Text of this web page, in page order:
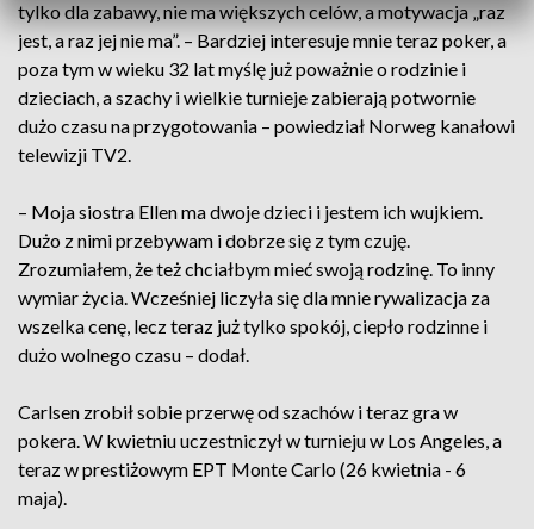
tylko dla zabawy, nie ma większych celów, a motywacja „raz
jest, a raz jej nie ma”. – Bardziej interesuje mnie teraz poker, a
poza tym w wieku 32 lat myślę już poważnie o rodzinie i
dzieciach, a szachy i wielkie turnieje zabierają potwornie
dużo czasu na przygotowania – powiedział Norweg kanałowi
telewizji TV2.
– Moja siostra Ellen ma dwoje dzieci i jestem ich wujkiem.
Dużo z nimi przebywam i dobrze się z tym czuję.
Zrozumiałem, że też chciałbym mieć swoją rodzinę. To inny
wymiar życia. Wcześniej liczyła się dla mnie rywalizacja za
wszelka cenę, lecz teraz już tylko spokój, ciepło rodzinne i
dużo wolnego czasu – dodał.
Carlsen zrobił sobie przerwę od szachów i teraz gra w
pokera. W kwietniu uczestniczył w turnieju w Los Angeles, a
teraz w prestiżowym EPT Monte Carlo (26 kwietnia - 6
maja).